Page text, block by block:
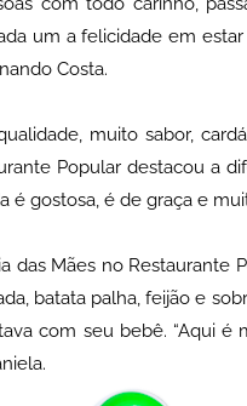
um a felicidade em
Costa.
muito sabor,
Popular destacou a
é gostosa, é de graça e
das Mães no Restaurante
batata palha, feijão e
com seu bebê. “Aqui